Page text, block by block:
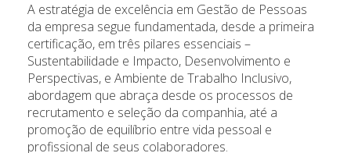
A estratégia de excelência em Gestão de Pessoas
da empresa segue fundamentada, desde a primeira
certificação, em três pilares essenciais –
Sustentabilidade e Impacto, Desenvolvimento e
Perspectivas, e Ambiente de Trabalho Inclusivo,
abordagem que abraça desde os processos de
recrutamento e seleção da companhia, até a
promoção de equilíbrio entre vida pessoal e
profissional de seus colaboradores.